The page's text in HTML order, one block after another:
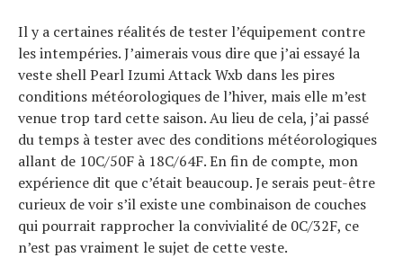
Il y a certaines réalités de tester l’équipement contre
les intempéries. J’aimerais vous dire que j’ai essayé la
veste shell Pearl Izumi Attack Wxb dans les pires
conditions météorologiques de l’hiver, mais elle m’est
venue trop tard cette saison. Au lieu de cela, j’ai passé
du temps à tester avec des conditions météorologiques
allant de 10C/50F à 18C/64F. En fin de compte, mon
expérience dit que c’était beaucoup. Je serais peut-être
curieux de voir s’il existe une combinaison de couches
qui pourrait rapprocher la convivialité de 0C/32F, ce
n’est pas vraiment le sujet de cette veste.